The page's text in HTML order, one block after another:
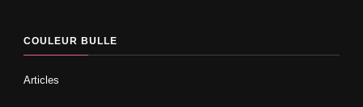
COULEUR BULLE
Articles